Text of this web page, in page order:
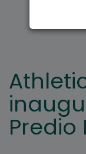
Predio